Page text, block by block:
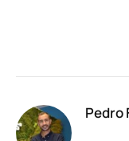
Pedro